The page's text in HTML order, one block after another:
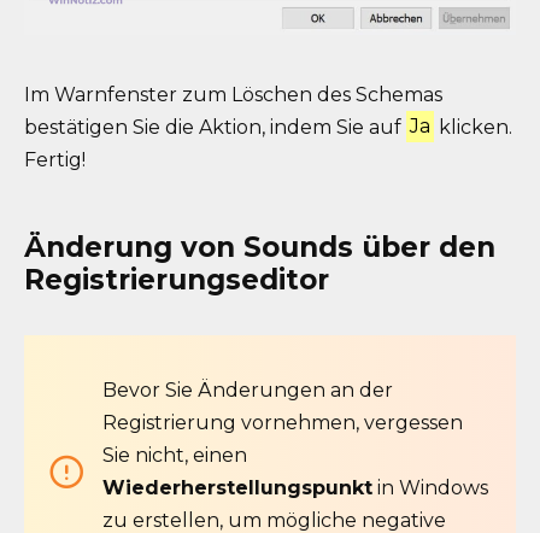
Im Warnfenster zum Löschen des Schemas
bestätigen Sie die Aktion, indem Sie auf Ja klicken.
Fertig!
Änderung von Sounds über den
Registrierungseditor
Bevor Sie Änderungen an der
Registrierung vornehmen, vergessen
Sie nicht, einen
Wiederherstellungspunkt in Windows
zu erstellen, um mögliche negative